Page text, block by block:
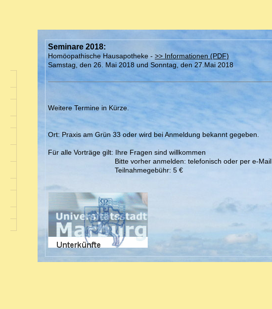
Seminare 2018:
Homöopathische Hausapotheke - >> Informationen (PDF)
Samstag, den 26. Mai 2018 und Sonntag, den 27.Mai 2018
Weitere Termine in Kürze.
Ort: Praxis am Grün 33 oder wird bei Anmeldung bekannt gegeben.
Für alle Vorträge gilt: Ihre Fragen sind willkommen
Bitte vorher anmelden: telefonisch oder per e-Mail
Teilnahmegebühr: 5 €